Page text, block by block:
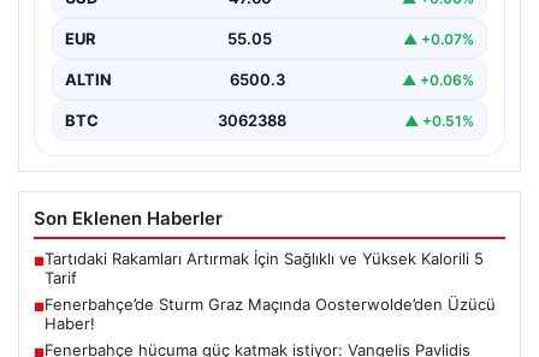
Mücadele…
EUR 55.05 ▲ +0.07%
ALTIN 6500.3 ▲ +0.06%
BTC 3062388 ▲ +0.51%
Son Eklenen Haberler
■Tartıdaki Rakamları Artırmak İçin Sağlıklı ve Yüksek Kalorili 5
Tarif
■Fenerbahçe’de Sturm Graz Maçında Oosterwolde’den Üzücü
Haber!
■Fenerbahçe hücuma güç katmak istiyor: Vangelis Pavlidis